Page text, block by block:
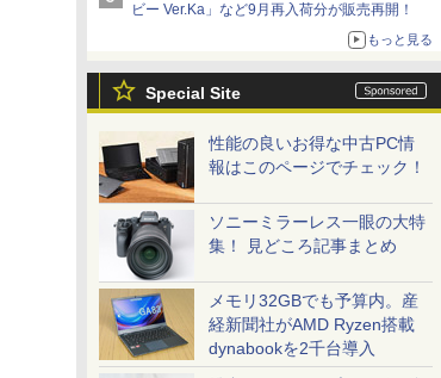
ビー Ver.Ka」など9月再入荷分が販売再開！
もっと見る
Special Site
性能の良いお得な中古PC情
報はこのページでチェック！
ソニーミラーレス一眼の大特
集！ 見どころ記事まとめ
メモリ32GBでも予算内。産
経新聞社がAMD Ryzen搭載
dynabookを2千台導入